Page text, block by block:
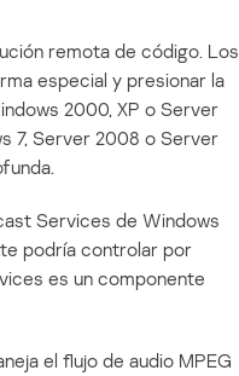
remota de código. Los
especial y presionar la
2000, XP o Server
7, Server 2008 o Server
Services de Windows
podría controlar por
es un componente
el flujo de audio MPEG